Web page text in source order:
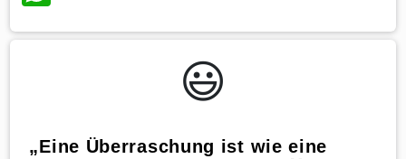
😃️
„Eine Überraschung ist wie eine